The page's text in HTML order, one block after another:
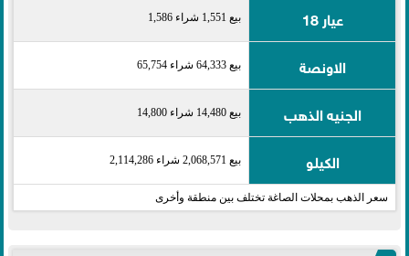
عيار 18 بيع 1,551 شراء 1,586
الاونصة بيع 64,333 شراء 65,754
الجنيه الذهب بيع 14,480 شراء 14,800
الكيلو بيع 2,068,571 شراء 2,114,286
سعر الذهب بمحلات الصاغة تختلف بين منطقة وأخرى